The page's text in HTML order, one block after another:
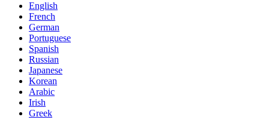
English
French
German
Portuguese
Spanish
Russian
Japanese
Korean
Arabic
Irish
Greek